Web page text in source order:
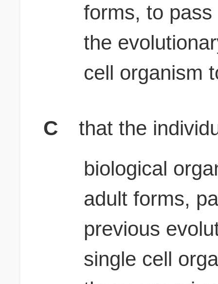
forms, to
the
cell organism
C
that the
biological
adult forms,
previous
single cell